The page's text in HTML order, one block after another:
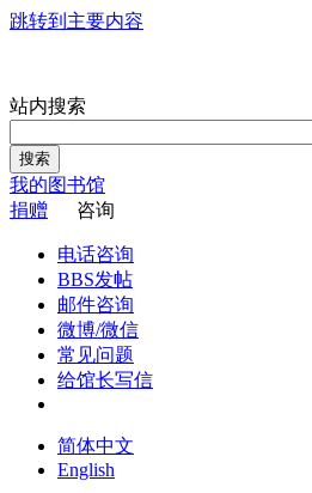
跳转到主要内容
站内搜索
搜索
我的图书馆
捐赠
咨询
电话咨询
BBS发帖
邮件咨询
微博/微信
常见问题
给馆长写信
简体中文
English